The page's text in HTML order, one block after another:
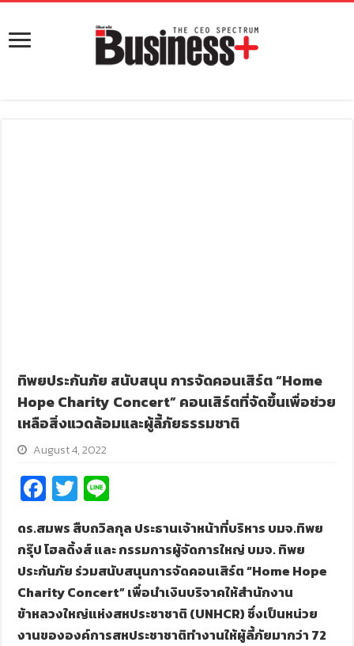
ทิพยประกันภัย สนับสนุน การจัดคอนเสิร์ต “Home
Hope Charity Concert” คอนเสิร์ตที่จัดขึ้นเพื่อช่วย
เหลือสิ่งแวดล้อมและผู้ลี้ภัยธรรมชาติ
August 4, 2022
Fa
ce
b
o
o
k
T
wi
tt
er
e
ดร.สมพร สืบถวิลกุล ประธานเจ้าหน้าที่บริหาร บมจ.ทิพย
กรุ๊ป โฮลดิ้งส์ และ กรรมการผู้จัดการใหญ่ บมจ. ทิพย
ประกันภัย ร่วมสนับสนุนการจัดคอนเสิร์ต “Home Hope
Charity Concert”เพื่อนำเงินบริจาคให้สำนักงาน
ข้าหลวงใหญ่แห่งสหประชาชาติ (UNHCR) ซึ่งเป็นหน่วย
งานขององค์การสหประชาชาติทำงานให้ผู้ลี้ภัยมากว่า 72